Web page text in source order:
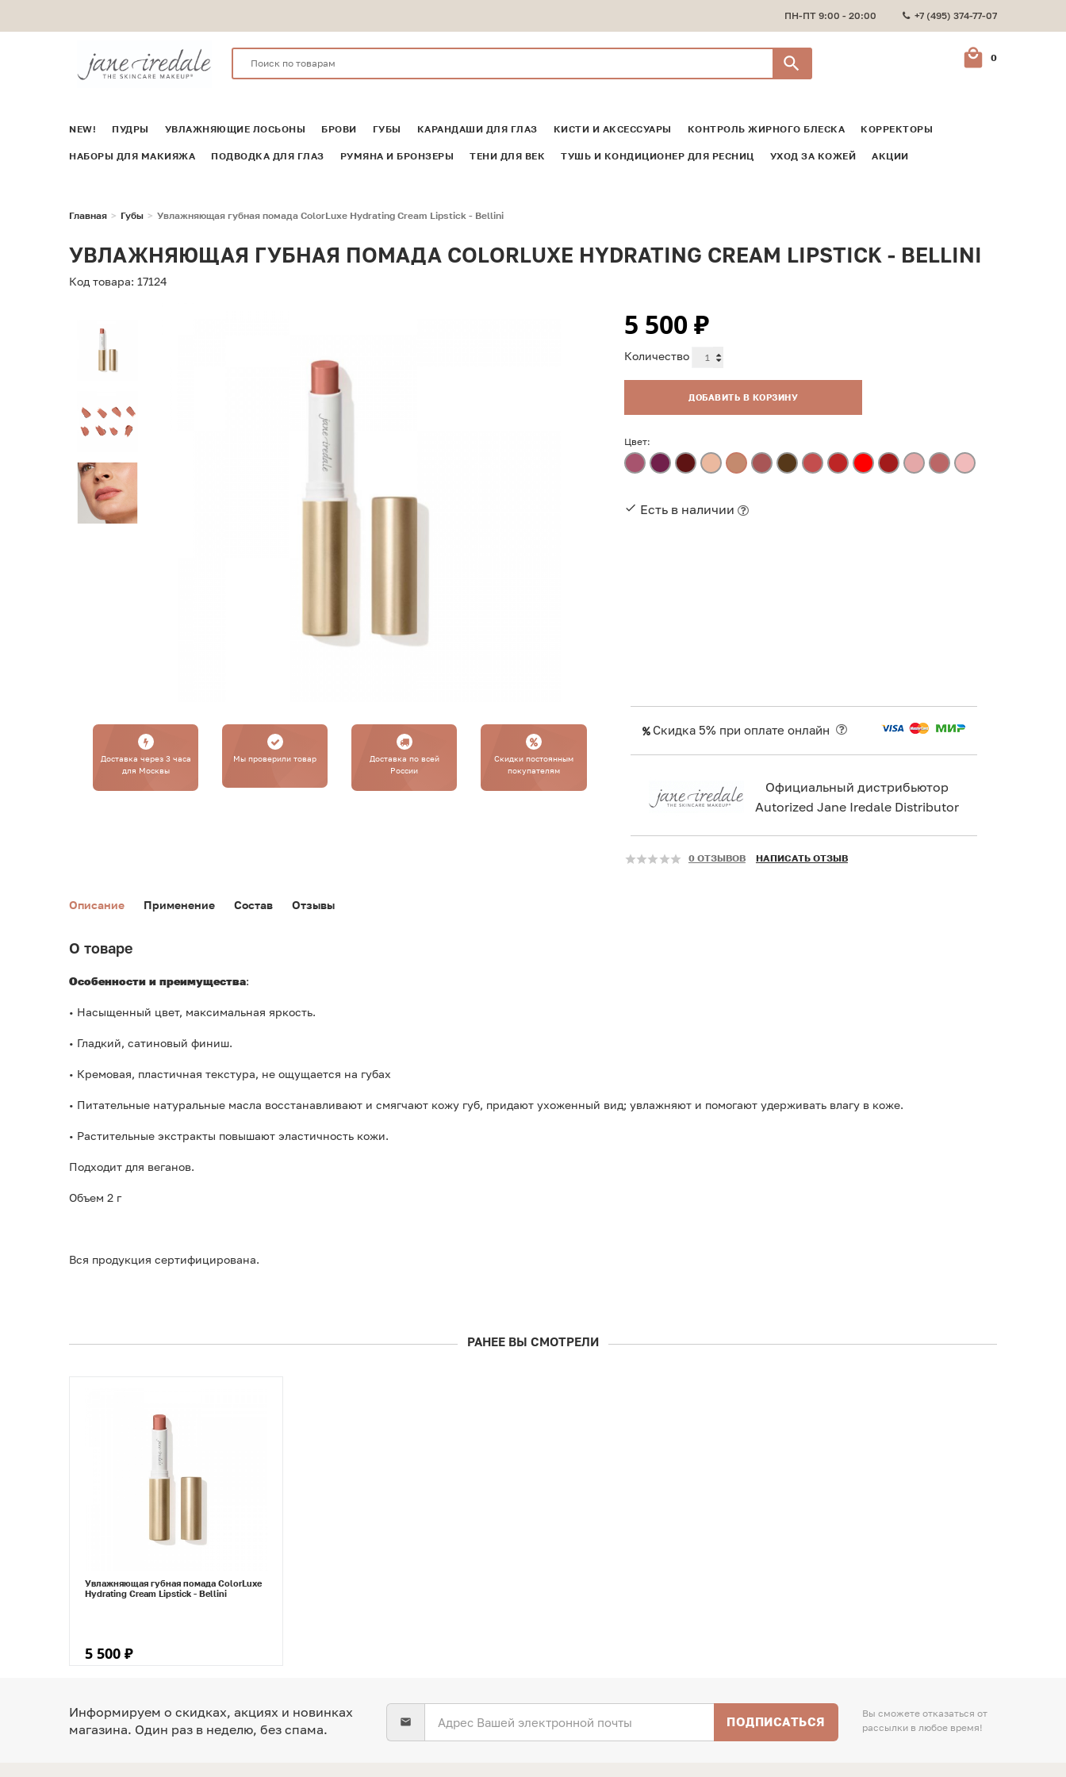
ПН-ПТ 9:00 - 20:00 +7 (495) 374-77-07
0
NEW! ПУДРЫ УВЛАЖНЯЮЩИЕ ЛОСЬОНЫ БРОВИ ГУБЫ КАРАНДАШИ ДЛЯ ГЛАЗ КИСТИ И АКСЕССУАРЫ КОНТРОЛЬ ЖИРНОГО БЛЕСКА КОРРЕКТОРЫ
НАБОРЫ ДЛЯ МАКИЯЖА ПОДВОДКА ДЛЯ ГЛАЗ РУМЯНА И БРОНЗЕРЫ ТЕНИ ДЛЯ ВЕК ТУШЬ И КОНДИЦИОНЕР ДЛЯ РЕСНИЦ УХОД ЗА КОЖЕЙ АКЦИИ
Главная Губы Увлажняющая губная помада ColorLuxe Hydrating Cream Lipstick - Bellini
УВЛАЖНЯЮЩАЯ ГУБНАЯ ПОМАДА COLORLUXE HYDRATING CREAM LIPSTICK - BELLINI
Код товара: 17124
5 500₽
Количество
ДОБАВИТЬ В КОРЗИНУ
Цвет:
Есть в наличии
Доставка через 3 часа
для Москвы
Мы проверили товар
Доставка по всей
России
Cкидки постоянным
покупателям
Скидка 5% при оплате онлайн
Официальный дистрибьютор
Autorized Jane Iredale Distributor
0 ОТЗЫВОВ НАПИСАТЬ ОТЗЫВ
Описание Применение Состав Отзывы
О товаре
Особенности и преимущества:
• Насыщенный цвет, максимальная яркость.
• Гладкий, сатиновый финиш.
• Кремовая, пластичная текстура, не ощущается на губах
• Питательные натуральные масла восстанавливают и смягчают кожу губ, придают ухоженный вид; увлажняют и помогают удерживать влагу в коже.
• Растительные экстракты повышают эластичность кожи.
Подходит для веганов.
Объем 2 г
Вся продукция сертифицирована.
РАНЕЕ ВЫ СМОТРЕЛИ
Увлажняющая губная помада ColorLuxe
Hydrating Cream Lipstick - Bellini
5 500 ₽
Информируем о скидках, акциях и новинках
магазина. Один раз в неделю, без спама.
ПОДПИСАТЬСЯ
Вы сможете отказаться от
рассылки в любое время!